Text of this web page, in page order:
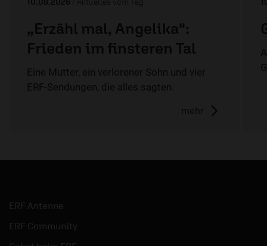
10.08.2026 / Aktuelles vom Tag
„Erzähl mal, Angelika":
Frieden im finsteren Tal
Eine Mutter, ein verlorener Sohn und vier
ERF-Sendungen, die alles sagten.
mehr
ERF Antenne
ERF Community